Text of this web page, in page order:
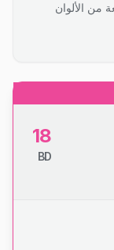
من الألوان
18
BD